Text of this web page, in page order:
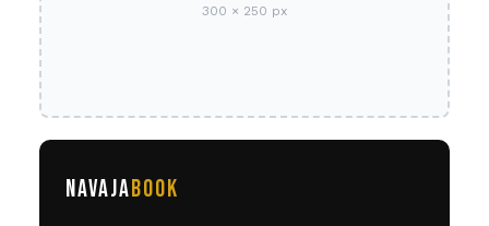
300 × 250 px
NAVAJABOOK